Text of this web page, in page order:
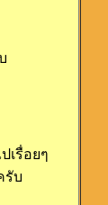
เรื่อยๆ
รับ